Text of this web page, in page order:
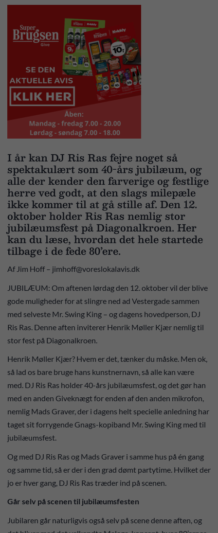
I år kan DJ Ris Ras fejre noget så
spektakulært som 40-års jubilæum, og
alle der kender den farverige og festlige
herre ved godt, at den slags milepæle
ikke kommer til at gå stille af. Den 12.
oktober holder Ris Ras nemlig stor
jubilæumsfest på Diagonalkroen. Her
kan du læse, hvordan det hele startede
tilbage i de fede 80’ere.
Af Jim Hoff – jimhoff@voreslokalavis.dk
JUBILÆUM: Om aftenen lørdag den 12. oktober vil der blive
gode muligheder for at slingre ned ad Vestergade sammen
med selveste Mr. Swing King – og dagens hovedperson, DJ
Ris Ras. Denne aften inviterer Henrik Møller Kjær nemlig til
stor fest på Diagonalkroen.
Henrik Møller Kjær? Hvem er det, tænker du måske. Men ok,
så lad os bare bruge hans kunstnernavn, så alle kan være
med. DJ Ris Ras holder 40-års jubilæumsfest, og det gør han
med en anden Giveknægt for enden af den anden mikrofon,
nemlig Mads Graver, der i dagens helt specielle anledning har
taget sit forrygende Gnags-kopiband Mr. Swing King med til
jubilæumsfest.
Og med DJ Ris Ras og Mads Graver i samme hus på én gang
og samme tid, så er der i den grad dømt partytime. Hvilket der
jo er hver gang, DJ Ris Ras træder ind på scenen.
Går selv på scenen til jubilæumsfesten
Jubilaren går naturligvis også selv på scene denne aften, og